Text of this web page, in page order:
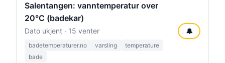
Salentangen: vanntemperatur over
20°C (badekar)
Dato ukjent · 15 venter
badetemperaturer.no varsling
temperature
bade
🔔